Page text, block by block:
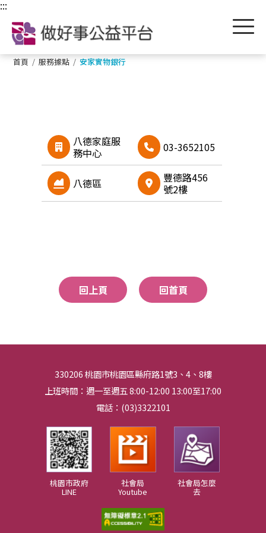
跳到主要內容區塊
:::
首頁 / 服務據點 / 安家實物銀行
八德家庭服
務中心
03-3652105
八德區
豐德路456
號2樓
回上頁 回首頁
330206 桃園市桃園區縣府路1號3、4、8樓
上班時間：週一至週五 8:00-12:00 13:00至17:00
電話：(03)3322101
桃園市政府
LINE
社會局
Youtube
社會局怎麼
去